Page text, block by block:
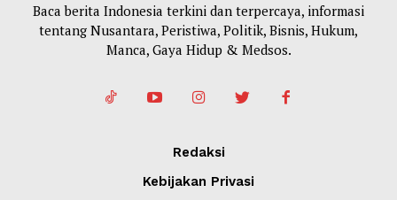
Baca berita Indonesia terkini dan terpercaya, informasi
tentang Nusantara, Peristiwa, Politik, Bisnis, Hukum,
Manca, Gaya Hidup & Medsos.
Redaksi
Kebijakan Privasi